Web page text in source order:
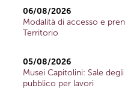
06/08/2026
Modalità di accesso e
Territorio
05/08/2026
Musei Capitolini: Sale
pubblico per lavori